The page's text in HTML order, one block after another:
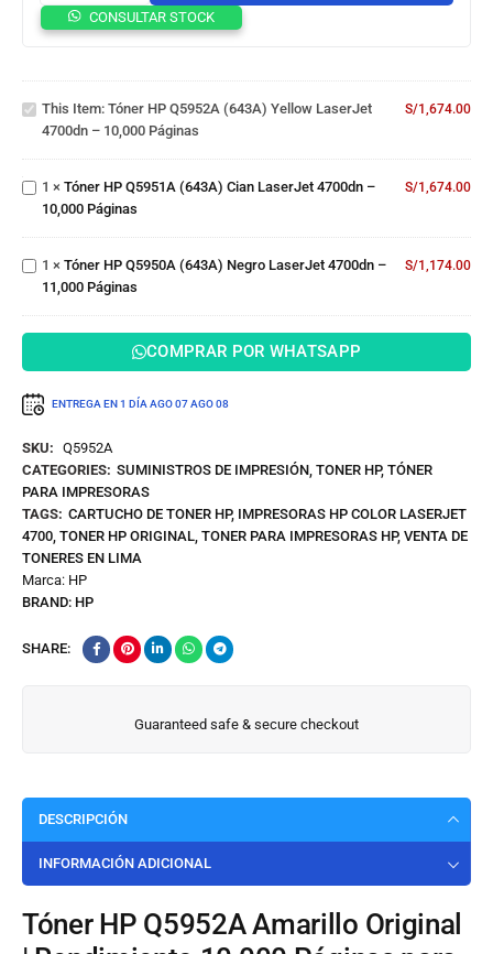
CONSULTAR STOCK
Tóner
LaserJet
– 10,000
Páginas
This Item: Tóner HP Q5952A (643A) Yellow LaserJet
4700dn – 10,000 Páginas
S/1,674.00
HP
Q5951A
Cian
LaserJet
4700dn
– 10,000
Páginas
1 × Tóner HP Q5951A (643A) Cian LaserJet 4700dn –
10,000 Páginas
S/1,674.00
HP
Q5950A
LaserJet
4700dn
– 11,000
Páginas
1 × Tóner HP Q5950A (643A) Negro LaserJet 4700dn –
11,000 Páginas
S/1,174.00
COMPRAR POR WHATSAPP
ENTREGA EN 1 DÍA AGO 07AGO 08
SKU: Q5952A
CATEGORIES: SUMINISTROS DE IMPRESIÓN TONER HP, TÓNER
PARA IMPRESORAS
TAGS: CARTUCHO DE TONER HP, IMPRESORAS HP COLOR LASERJET
4700 TONER HP ORIGINAL TONER PARA IMPRESORAS HP, VENTA DE
TONERES EN LIMA
Marca: HP
BRAND: HP
SHARE:
Guaranteed safe & secure checkout
DESCRIPCIÓN
INFORMACIÓN ADICIONAL
Tóner HP Q5952A Amarillo Original